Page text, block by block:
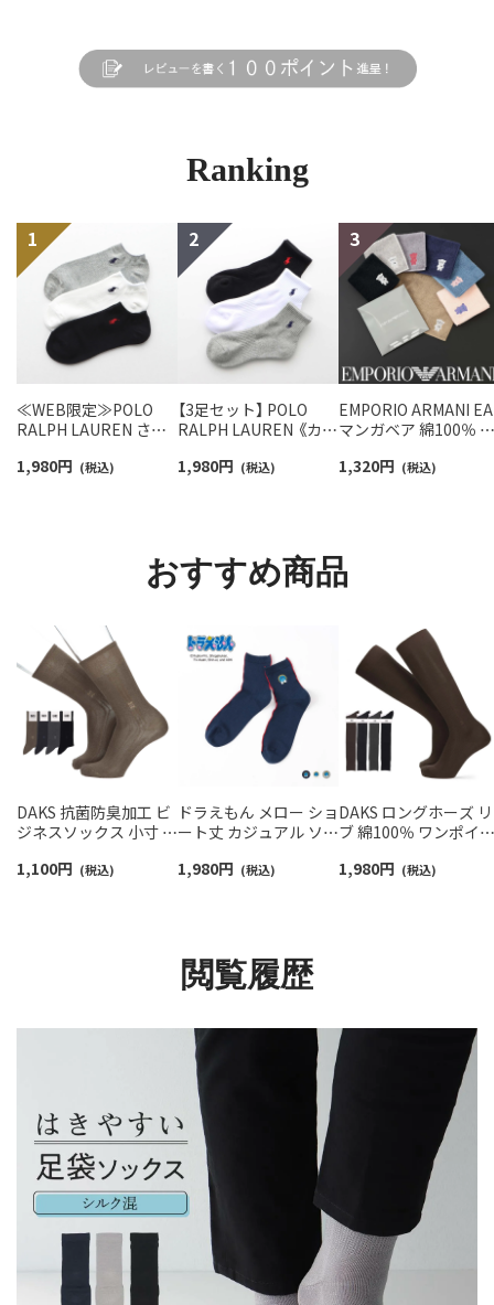
Ranking
≪WEB限定≫POLO
RALPH LAUREN さら
スニーカー丈ソックス
1,980円 (税込)
【3足セット】 POLO
RALPH LAUREN 《カラ
ンポイントソックス シ
1,980円 (税込)
EMPORIO ARMANI EA
マンガベア 綿100％ ミ
最短翌日発送】
1,320円 (税込)
おすすめ商品
DAKS 抗菌防臭加工 ビ
ジネスソックス 小寸 大
イプ クルー丈 メンズ
1,100円 (税込)
ドラえもん メロー ショ
ート丈 カジュアル ソッ
1,980円 (税込)
DAKS ロングホーズ リ
ブ 綿100％ ワンポイン
ス メンズ 02502965
1,980円 (税込)
閲覧履歴